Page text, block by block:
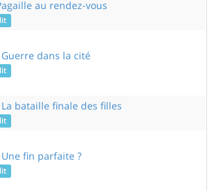
au rendez-vous
Guerre dans la cité
La bataille finale des filles
Une fin parfaite ?